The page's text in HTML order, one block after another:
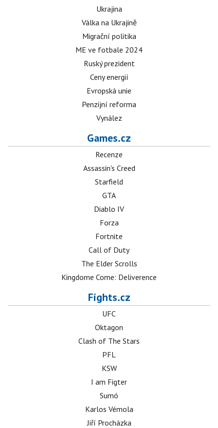
Ukrajina
Válka na Ukrajině
Migrační politika
ME ve fotbale 2024
Ruský prezident
Ceny energií
Evropská unie
Penzijní reforma
Vynález
Games.cz
Recenze
Assassin's Creed
Starfield
GTA
Diablo IV
Forza
Fortnite
Call of Duty
The Elder Scrolls
Kingdome Come: Deliverence
Fights.cz
UFC
Oktagon
Clash of The Stars
PFL
KSW
I am Figter
Sumó
Karlos Vémola
Jiří Procházka